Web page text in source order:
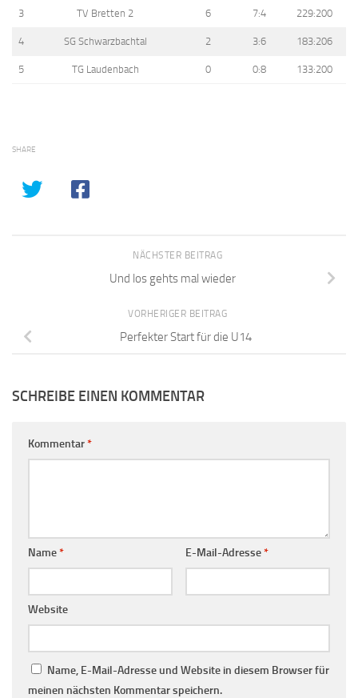
3 TV Bretten 2 6 7:4 229:200
4 SG Schwarzbachtal 2 3:6 183:206
5 TG Laudenbach 0 0:8 133:200
SHARE
NÄCHSTER BEITRAG
Und los gehts mal wieder
VORHERIGER BEITRAG
Perfekter Start für die U14
SCHREIBE EINEN KOMMENTAR
Kommentar*
Name* E-Mail-Adresse*
Website
Name, E-Mail-Adresse und Website in diesem Browser für
meinen nächsten Kommentar speichern.